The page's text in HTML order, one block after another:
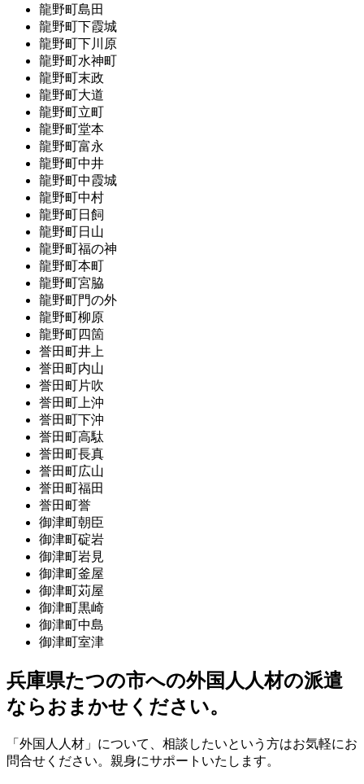
龍野町島田
龍野町下霞城
龍野町下川原
龍野町水神町
龍野町末政
龍野町大道
龍野町立町
龍野町堂本
龍野町富永
龍野町中井
龍野町中霞城
龍野町中村
龍野町日飼
龍野町日山
龍野町福の神
龍野町本町
龍野町宮脇
龍野町門の外
龍野町柳原
龍野町四箇
誉田町井上
誉田町内山
誉田町片吹
誉田町上沖
誉田町下沖
誉田町高駄
誉田町長真
誉田町広山
誉田町福田
誉田町誉
御津町朝臣
御津町碇岩
御津町岩見
御津町釜屋
御津町苅屋
御津町黒崎
御津町中島
御津町室津
兵庫県たつの市への外国人人材の派遣
ならおまかせください。
「外国人人材」について、相談したいという方はお気軽にお
問合せください。親身にサポートいたします。